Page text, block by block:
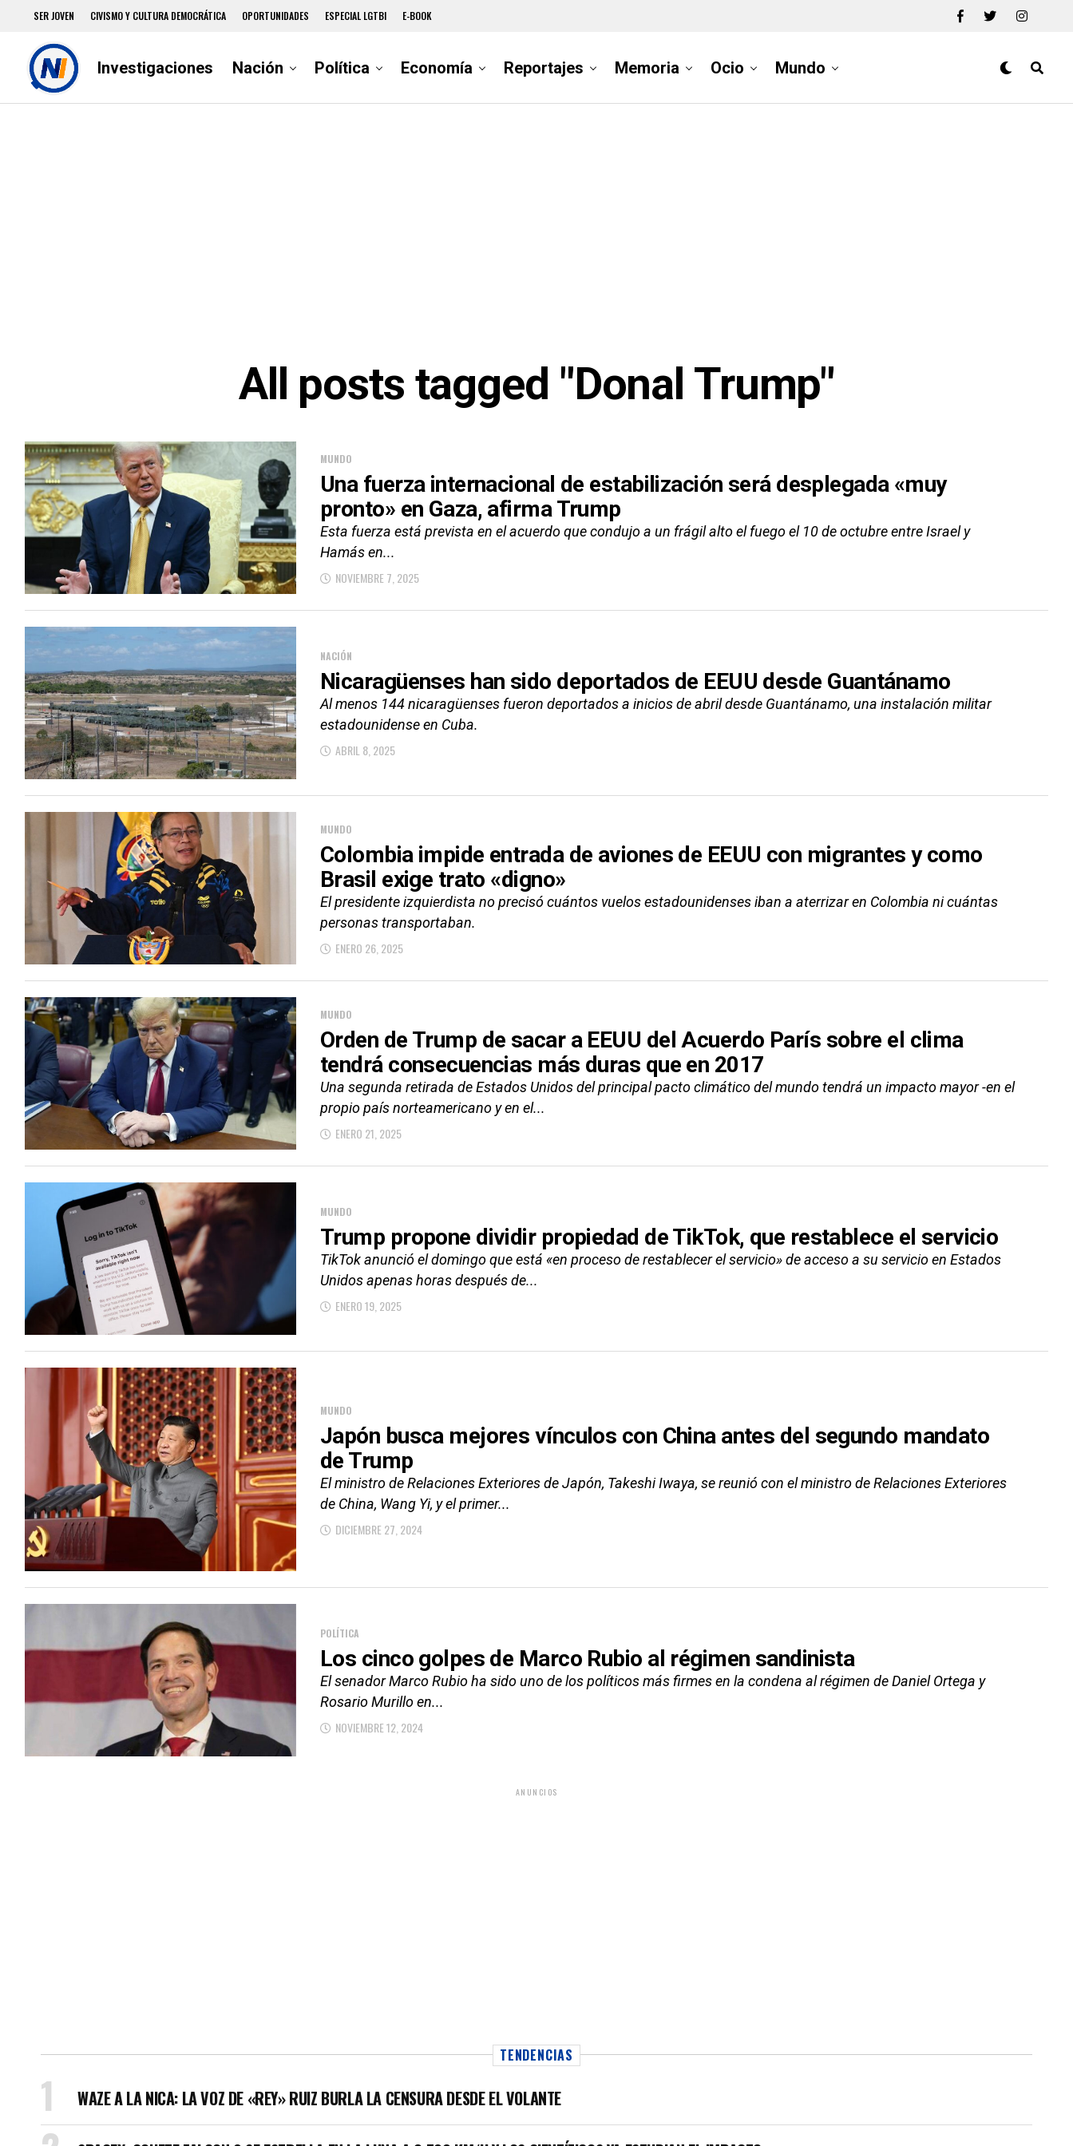
SER JOVEN CIVISMO Y CULTURA DEMOCRÁTICA OPORTUNIDADES ESPECIAL LGTBI E-BOOK
Investigaciones Nación Política Economía Reportajes Memoria Ocio Mundo
All posts tagged "Donal Trump"
MUNDO
Una fuerza internacional de estabilización será desplegada «muy
pronto» en Gaza, afirma Trump
Esta fuerza está prevista en el acuerdo que condujo a un frágil alto el fuego el 10 de octubre entre Israel y
Hamás en...
NOVIEMBRE 7, 2025
NACIÓN
Nicaragüenses han sido deportados de EEUU desde Guantánamo
Al menos 144 nicaragüenses fueron deportados a inicios de abril desde Guantánamo, una instalación militar
estadounidense en Cuba.
ABRIL 8, 2025
MUNDO
Colombia impide entrada de aviones de EEUU con migrantes y como
Brasil exige trato «digno»
El presidente izquierdista no precisó cuántos vuelos estadounidenses iban a aterrizar en Colombia ni cuántas
personas transportaban.
ENERO 26, 2025
MUNDO
Orden de Trump de sacar a EEUU del Acuerdo París sobre el clima
tendrá consecuencias más duras que en 2017
Una segunda retirada de Estados Unidos del principal pacto climático del mundo tendrá un impacto mayor -en el
propio país norteamericano y en el...
ENERO 21, 2025
MUNDO
Trump propone dividir propiedad de TikTok, que restablece el servicio
TikTok anunció el domingo que está «en proceso de restablecer el servicio» de acceso a su servicio en Estados
Unidos apenas horas después de...
ENERO 19, 2025
MUNDO
Japón busca mejores vínculos con China antes del segundo mandato
de Trump
El ministro de Relaciones Exteriores de Japón, Takeshi Iwaya, se reunió con el ministro de Relaciones Exteriores
de China, Wang Yi, y el primer...
DICIEMBRE 27, 2024
POLÍTICA
Los cinco golpes de Marco Rubio al régimen sandinista
El senador Marco Rubio ha sido uno de los políticos más firmes en la condena al régimen de Daniel Ortega y
Rosario Murillo en...
NOVIEMBRE 12, 2024
ANUNCIOS
TENDENCIAS
WAZE A LA NICA: LA VOZ DE «REY» RUIZ BURLA LA CENSURA DESDE EL VOLANTE